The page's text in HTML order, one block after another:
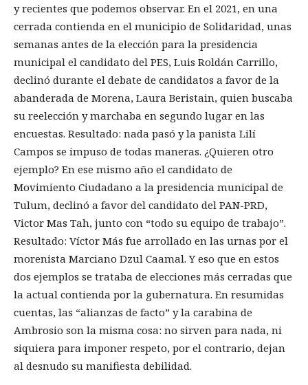
y recientes que podemos observar. En el 2021, en una
cerrada contienda en el municipio de Solidaridad, unas
semanas antes de la elección para la presidencia
municipal el candidato del PES, Luis Roldán Carrillo,
declinó durante el debate de candidatos a favor de la
abanderada de Morena, Laura Beristain, quien buscaba
su reelección y marchaba en segundo lugar en las
encuestas. Resultado: nada pasó y la panista Lilí
Campos se impuso de todas maneras. ¿Quieren otro
ejemplo? En ese mismo año el candidato de
Movimiento Ciudadano a la presidencia municipal de
Tulum, declinó a favor del candidato del PAN-PRD,
Victor Mas Tah, junto con “todo su equipo de trabajo”.
Resultado: Víctor Más fue arrollado en las urnas por el
morenista Marciano Dzul Caamal. Y eso que en estos
dos ejemplos se trataba de elecciones más cerradas que
la actual contienda por la gubernatura. En resumidas
cuentas, las “alianzas de facto” y la carabina de
Ambrosio son la misma cosa: no sirven para nada, ni
siquiera para imponer respeto, por el contrario, dejan
al desnudo su manifiesta debilidad.